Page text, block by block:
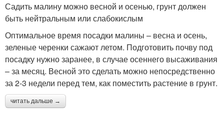
Садить малину можно весной и осенью, грунт должен
быть нейтральным или слабокислым
Оптимальное время посадки малины – весна и осень,
зеленые черенки сажают летом. Подготовить почву под
посадку нужно заранее, в случае осеннего высаживания
– за месяц. Весной это сделать можно непосредственно
за 2-3 недели перед тем, как поместить растение в грунт.
читать дальше →